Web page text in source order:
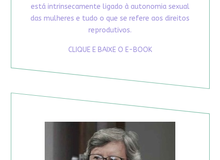
está intrinsecamente ligado à autonomia sexual
das mulheres e tudo o que se refere aos direitos
reprodutivos.
CLIQUE E BAIXE O E-BOOK